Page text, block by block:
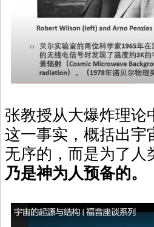
张教授从大爆炸理论
这一事实，概括出宇
无序的，而是为了人
乃是神为人预备的。